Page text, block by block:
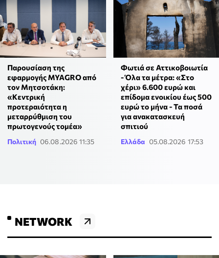
Παρουσίαση της
εφαρμογής MYAGRO από
τον Μητσοτάκη:
«Κεντρική
προτεραιότητα η
μεταρρύθμιση του
πρωτογενούς τομέα»
Πολιτική 06.08.2026 11:35
Φωτιά σε Αττικοβοιωτία
- Όλα τα μέτρα: «Στο
χέρι» 6.600 ευρώ και
επίδομα ενοικίου έως 500
ευρώ το μήνα - Τα ποσά
για ανακατασκευή
σπιτιού
Ελλάδα 05.08.2026 17:53
NETWORK